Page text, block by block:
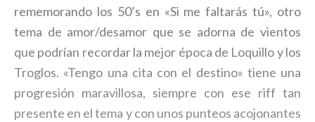
rememorando los 50’s en «Si me faltarás tú», otro
tema de amor/desamor que se adorna de vientos
que podrían recordar la mejor época de Loquillo y los
Troglos. «Tengo una cita con el destino» tiene una
progresión maravillosa, siempre con ese riff tan
presente en el tema y con unos punteos acojonantes